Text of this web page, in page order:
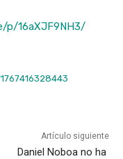
p/16aXJF9NH3/
Artículo siguiente
Daniel Noboa no ha